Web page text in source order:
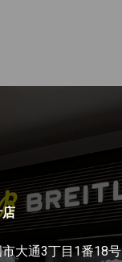
店
大通3丁目1番18号